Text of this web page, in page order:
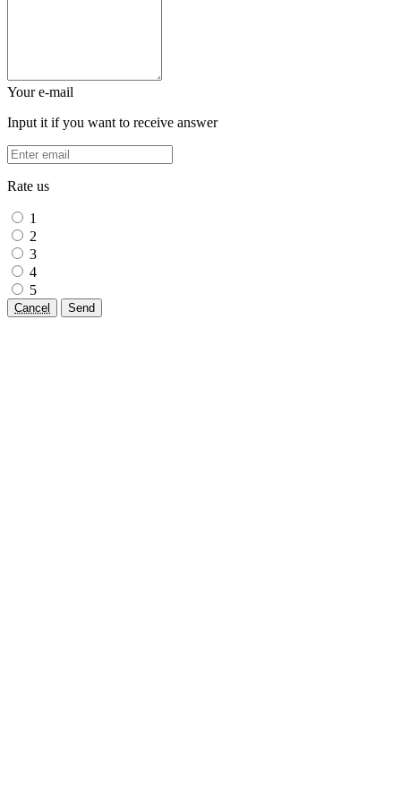
Your e-mail
Input it if you want to receive answer
Rate us
1
2
3
4
5
Cancel Send